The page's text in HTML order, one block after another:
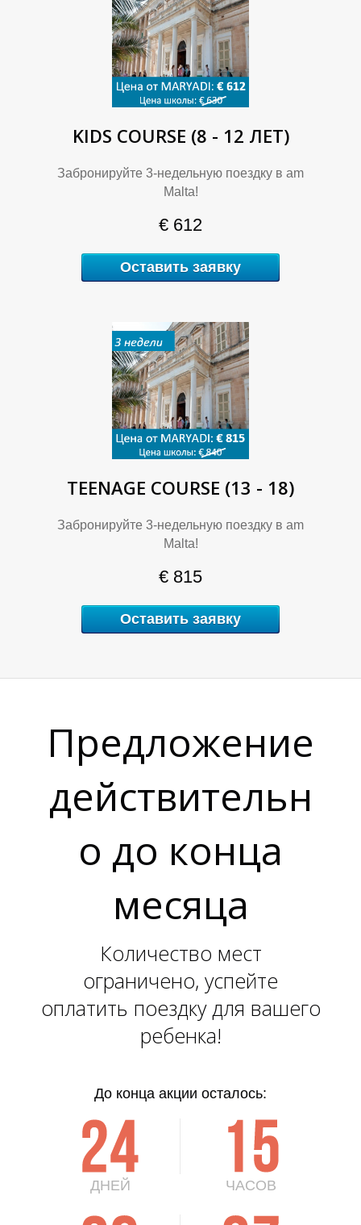
7
(
4
9
9
)
KIDS COURSE (8 - 12 ЛЕТ)
Забронируйте 3-недельную поездку в am
Malta!
€ 612
Оставить заявку
TEENAGE COURSE (13 - 18)
Забронируйте 3-недельную поездку в am
Malta!
€ 815
Оставить заявку
Предложение
действительн
о до конца
месяца
Количество мест
ограничено, успейте
оплатить поездку для вашего
ребенка!
До конца акции осталось:
4
ДНЕЙ
5
ЧАСОВ
6 6
7
(
4
9
9
)